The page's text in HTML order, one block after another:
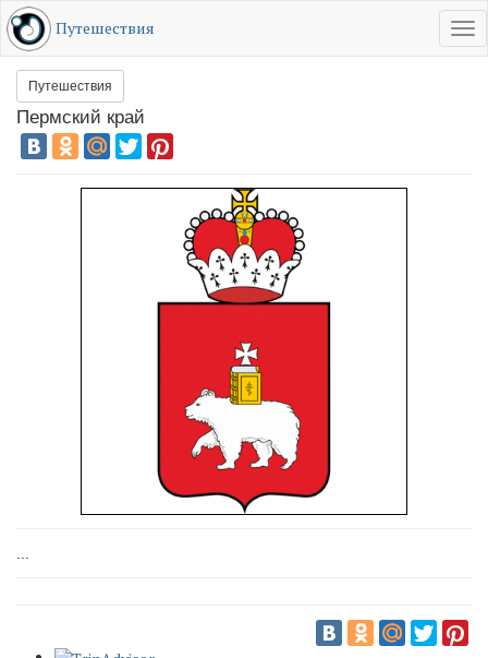
RU
EN
Путешествия
Путешествия
Пермский край